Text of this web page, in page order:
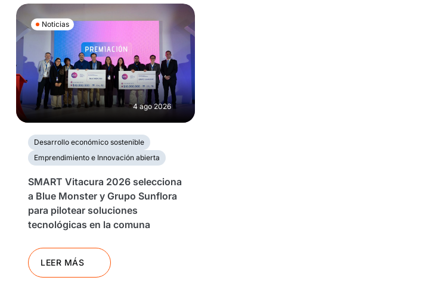
Noticias
4 ago 2026
Desarrollo económico sostenible
Emprendimiento e Innovación abierta
SMART Vitacura 2026 selecciona
a Blue Monster y Grupo Sunflora
para pilotear soluciones
tecnológicas en la comuna
LEER MÁS